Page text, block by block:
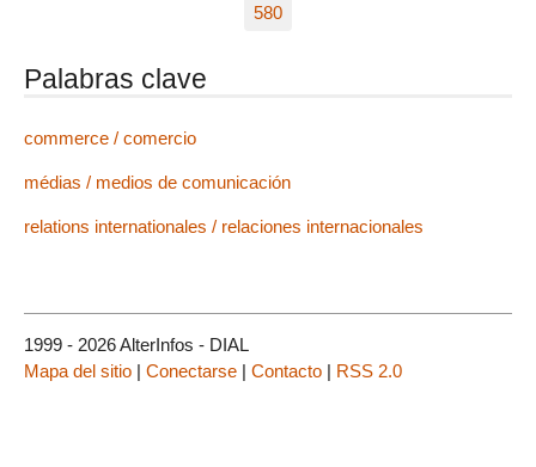
580
Palabras clave
commerce / comercio
médias / medios de comunicación
relations internationales / relaciones internacionales
1999 - 2026 AlterInfos - DIAL
Mapa del sitio | Conectarse | Contacto | RSS 2.0